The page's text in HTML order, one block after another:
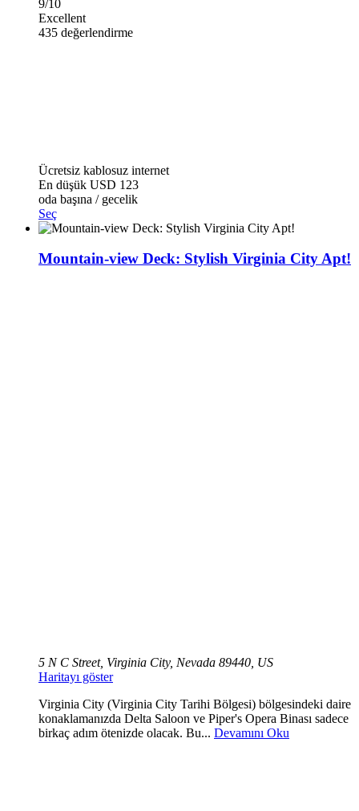
9/10
Excellent
435 değerlendirme
Ücretsiz kablosuz internet
En düşük USD 123
oda başına / gecelik
Seç
Mountain-view Deck: Stylish Virginia City Apt!
5 N C Street, Virginia City, Nevada 89440, US
Haritayı göster
Virginia City (Virginia City Tarihi Bölgesi) bölgesindeki daire
konaklamanızda Delta Saloon ve Piper's Opera Binası sadece
birkaç adım ötenizde olacak. Bu... Devamını Oku